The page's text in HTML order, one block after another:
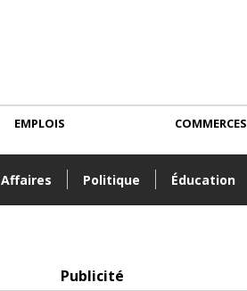
Affaires Politique Éducation
EMPLOIS COMMERCES
Publicité